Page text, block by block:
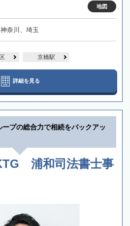
地図
奈川、埼玉
京橋駅
詳細を見る
ープの総合力で相続をバックアッ
浦和司法書士事